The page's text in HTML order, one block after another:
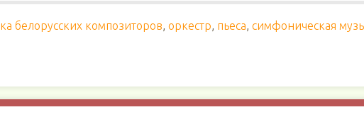
белорусских композиторов, оркестр, пьеса, симфоническая